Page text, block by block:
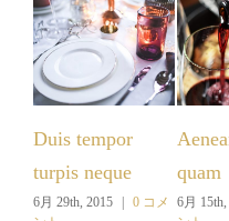
| 0 コメ
Aenean ieget
quam
6月 15th, 2015 | 0 コメ